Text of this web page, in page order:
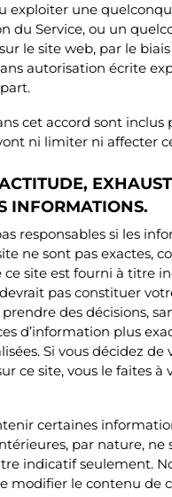
exploiter une
du Service, ou un
le site web, par le
autorisation écrite
cet accord sont inclus
ni limiter ni affecter
INFORMATIONS.
responsables si les
ne sont pas exactes,
ce site est fourni à titre
pas constituer
des décisions,
d’information plus
Si vous décidez de
ce site, vous le faites à
certaines
par nature, ne
indicatif seulement.
modifier le contenu de